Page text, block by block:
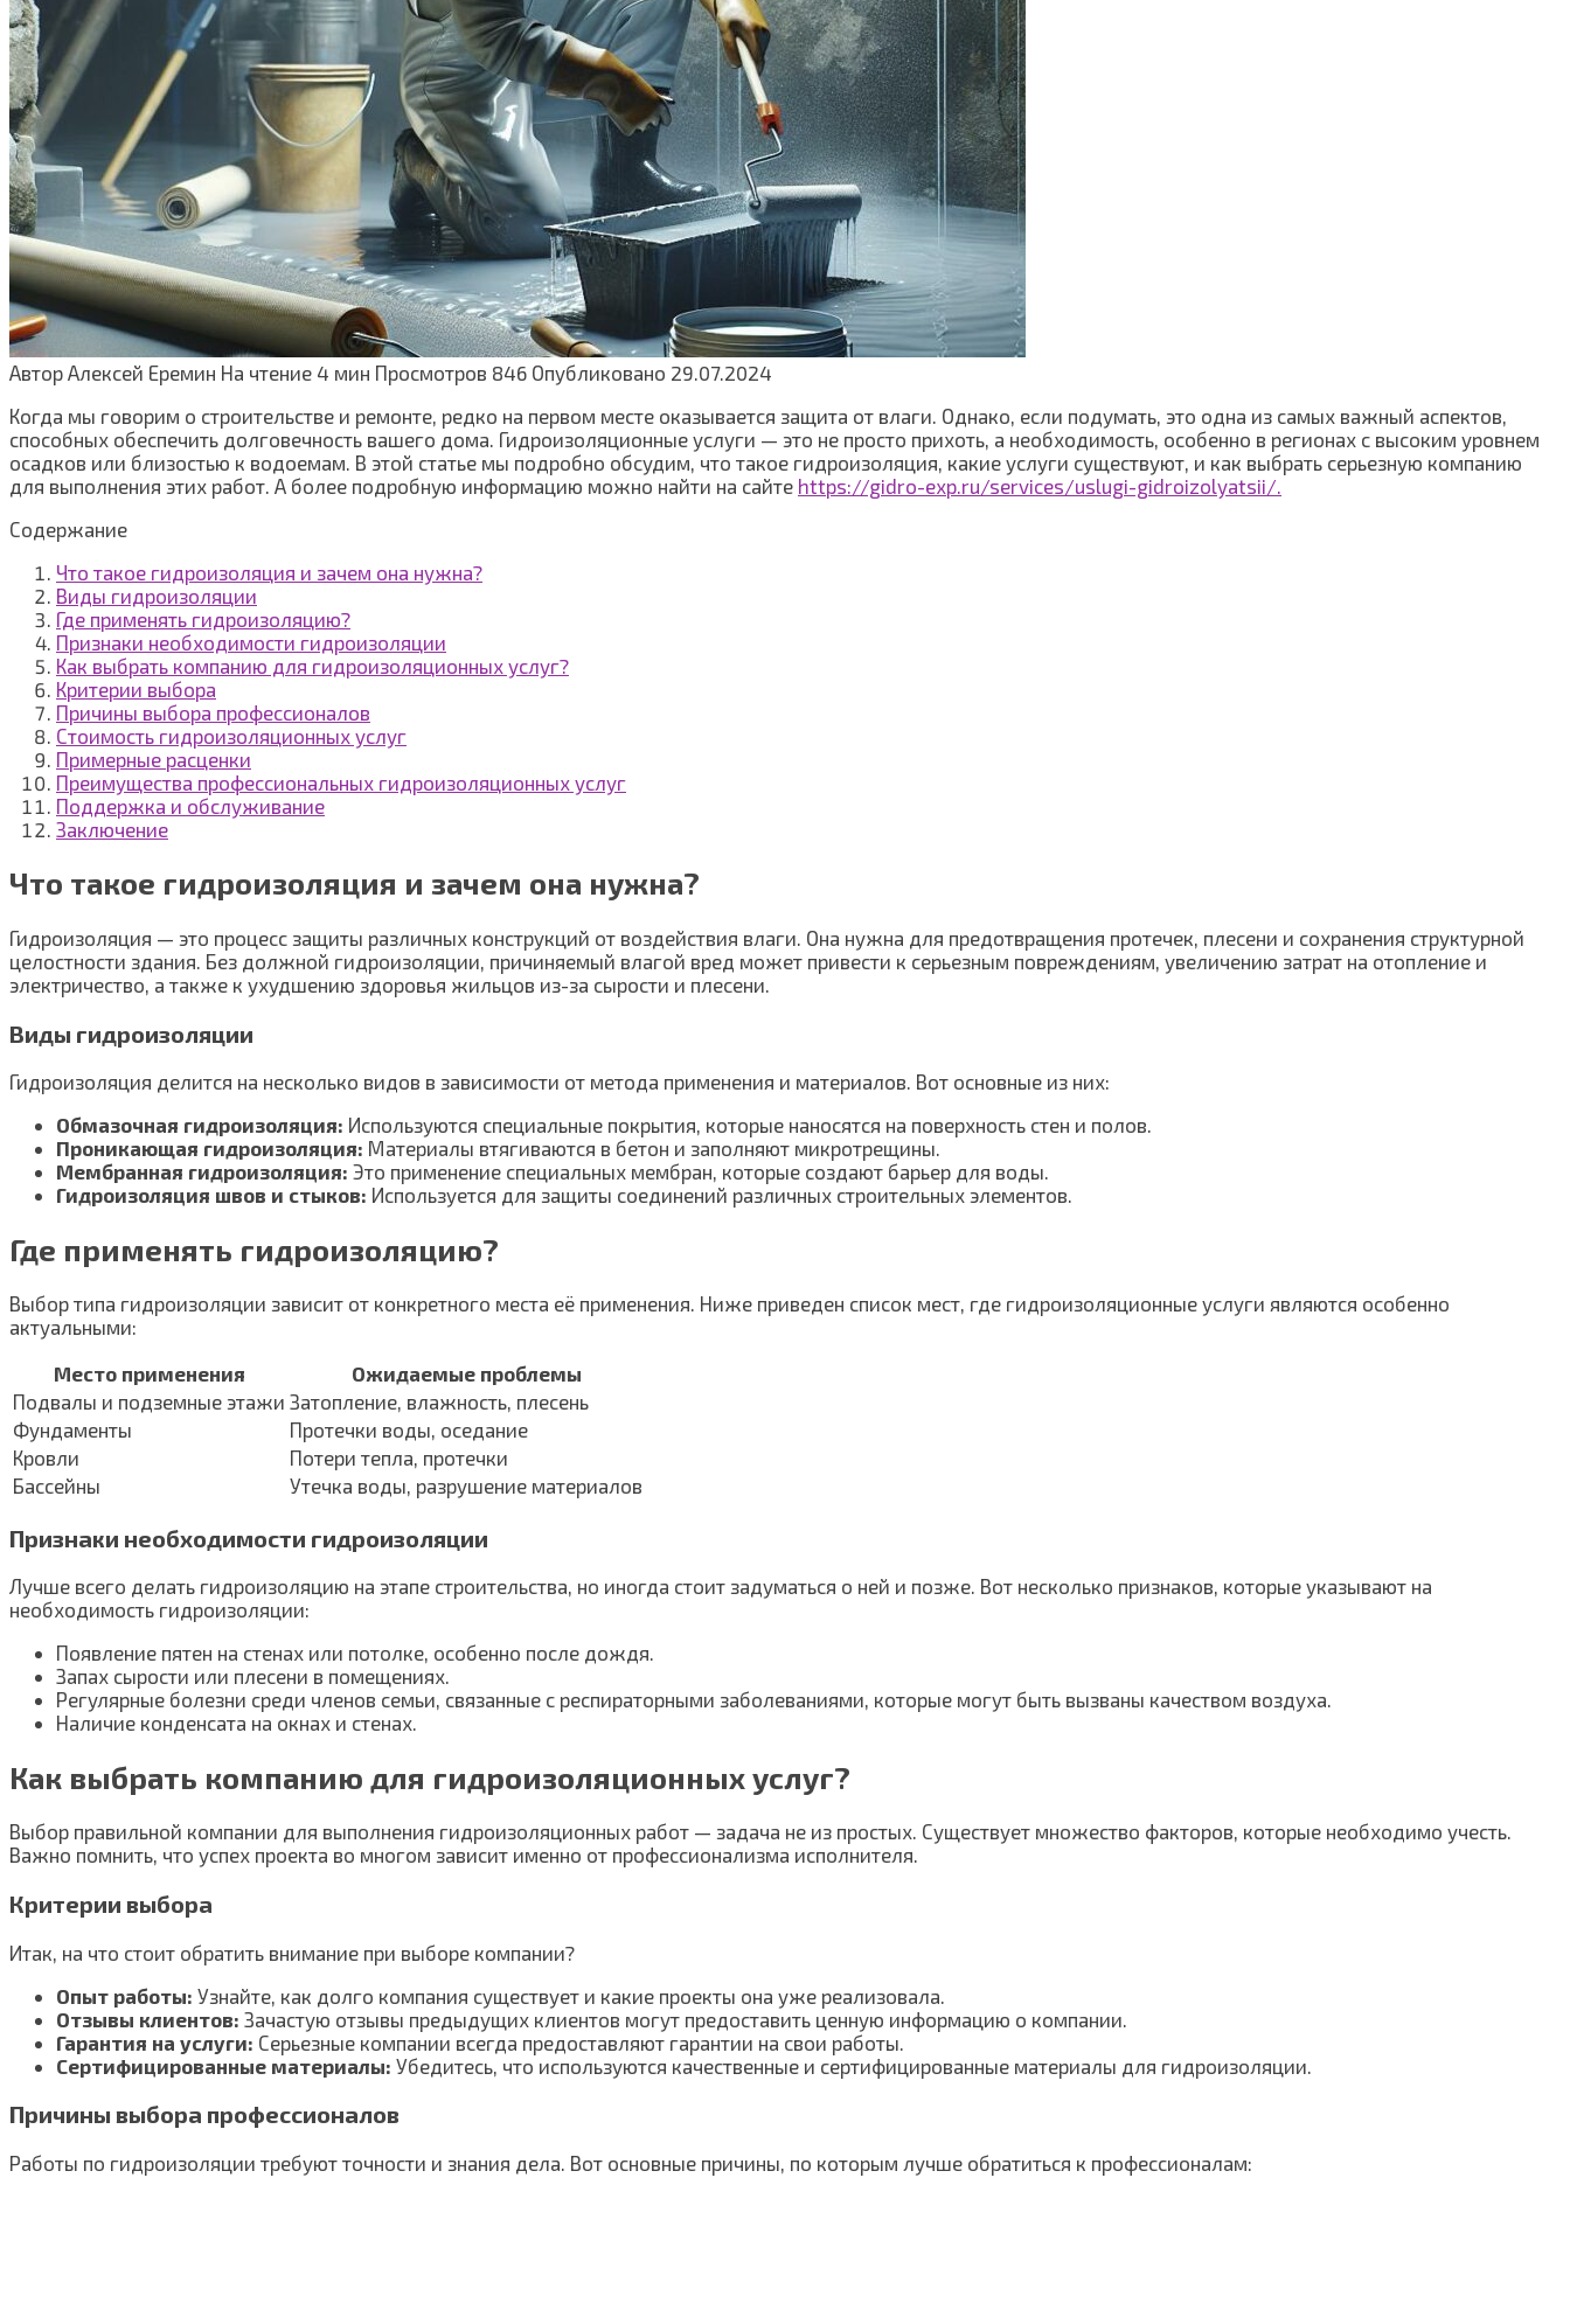
Автор Алексей Еремин На чтение 4 мин Просмотров 846 Опубликовано 29.07.2024
Когда мы говорим о строительстве и ремонте, редко на первом месте оказывается защита от влаги. Однако, если подумать, это одна из самых важный аспектов,
способных обеспечить долговечность вашего дома. Гидроизоляционные услуги — это не просто прихоть, а необходимость, особенно в регионах с высоким уровнем
осадков или близостью к водоемам. В этой статье мы подробно обсудим, что такое гидроизоляция, какие услуги существуют, и как выбрать серьезную компанию
для выполнения этих работ. А более подробную информацию можно найти на сайте https://gidro-exp.ru/services/uslugi-gidroizolyatsii/.
Содержание
Что такое гидроизоляция и зачем она нужна?
Виды гидроизоляции
Где применять гидроизоляцию?
Признаки необходимости гидроизоляции
Как выбрать компанию для гидроизоляционных услуг?
Критерии выбора
Причины выбора профессионалов
Стоимость гидроизоляционных услуг
Примерные расценки
Преимущества профессиональных гидроизоляционных услуг
Поддержка и обслуживание
Заключение
Что такое гидроизоляция и зачем она нужна?
Гидроизоляция — это процесс защиты различных конструкций от воздействия влаги. Она нужна для предотвращения протечек, плесени и сохранения структурной
целостности здания. Без должной гидроизоляции, причиняемый влагой вред может привести к серьезным повреждениям, увеличению затрат на отопление и
электричество, а также к ухудшению здоровья жильцов из-за сырости и плесени.
Виды гидроизоляции
Гидроизоляция делится на несколько видов в зависимости от метода применения и материалов. Вот основные из них:
Обмазочная гидроизоляция: Используются специальные покрытия, которые наносятся на поверхность стен и полов.
Проникающая гидроизоляция: Материалы втягиваются в бетон и заполняют микротрещины.
Мембранная гидроизоляция: Это применение специальных мембран, которые создают барьер для воды.
Гидроизоляция швов и стыков: Используется для защиты соединений различных строительных элементов.
Где применять гидроизоляцию?
Выбор типа гидроизоляции зависит от конкретного места её применения. Ниже приведен список мест, где гидроизоляционные услуги являются особенно
актуальными:
Место применения
Ожидаемые проблемы
Подвалы и подземные этажи Затопление, влажность, плесень
Фундаменты
Протечки воды, оседание
Кровли
Потери тепла, протечки
Бассейны
Утечка воды, разрушение материалов
Признаки необходимости гидроизоляции
Лучше всего делать гидроизоляцию на этапе строительства, но иногда стоит задуматься о ней и позже. Вот несколько признаков, которые указывают на
необходимость гидроизоляции:
Появление пятен на стенах или потолке, особенно после дождя.
Запах сырости или плесени в помещениях.
Регулярные болезни среди членов семьи, связанные с респираторными заболеваниями, которые могут быть вызваны качеством воздуха.
Наличие конденсата на окнах и стенах.
Как выбрать компанию для гидроизоляционных услуг?
Выбор правильной компании для выполнения гидроизоляционных работ — задача не из простых. Существует множество факторов, которые необходимо учесть.
Важно помнить, что успех проекта во многом зависит именно от профессионализма исполнителя.
Критерии выбора
Итак, на что стоит обратить внимание при выборе компании?
Опыт работы: Узнайте, как долго компания существует и какие проекты она уже реализовала.
Отзывы клиентов: Зачастую отзывы предыдущих клиентов могут предоставить ценную информацию о компании.
Гарантия на услуги: Серьезные компании всегда предоставляют гарантии на свои работы.
Сертифицированные материалы: Убедитесь, что используются качественные и сертифицированные материалы для гидроизоляции.
Причины выбора профессионалов
Работы по гидроизоляции требуют точности и знания дела. Вот основные причины, по которым лучше обратиться к профессионалам: